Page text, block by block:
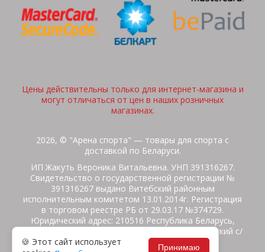
Цены действительны только для интернет-магазина и
могут отличаться от цен в наших розничных
магазинах.
2026, © "Арена спорта" — товары для спорта с
доставкой по Беларуси.
ИП Жакуть Вероника Витальевна. УНП 391316267.
Свидетельство о государственной регистрации №
391316267 выдано Витебский районным
исполнительным комитетом 13.01.2014г. Регистрация
в торговом реестре РБ от 29.03.17 №374729.
Юридический адрес: 210516 Республика Беларусь,
Витебская область, Витебский район, Бабиничский с/
с, аг.Ольгово, ул.Школьная
🍪 Этот сайт использует
Принимаю